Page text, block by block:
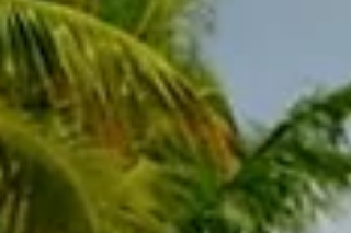
verdad sobre las islas de San Blas no solo nos
beneficia a nosotros y a nuestros futuros huéspedes,
sino qu